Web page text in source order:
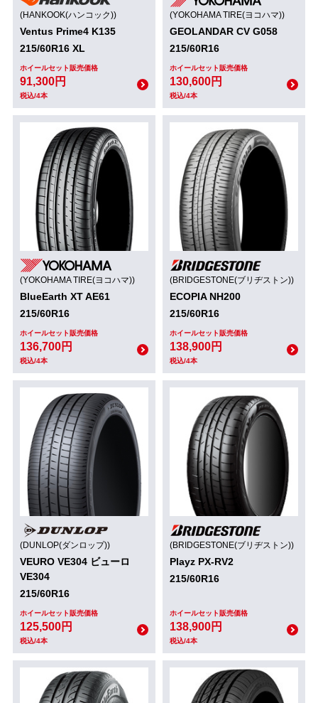
(HANKOOK(ハンコック))
Ventus Prime4 K135
215/60R16 XL
ホイールセット販売価格
91,300円
税込/4本
(YOKOHAMA TIRE(ヨコハマ))
GEOLANDAR CV G058
215/60R16
ホイールセット販売価格
130,600円
税込/4本
(YOKOHAMA TIRE(ヨコハマ))
BlueEarth XT AE61
215/60R16
ホイールセット販売価格
136,700円
税込/4本
(BRIDGESTONE(ブリヂストン))
ECOPIA NH200
215/60R16
ホイールセット販売価格
138,900円
税込/4本
(DUNLOP(ダンロップ))
VEURO VE304 ビューロ
VE304
215/60R16
ホイールセット販売価格
125,500円
税込/4本
(BRIDGESTONE(ブリヂストン))
Playz PX-RV2
215/60R16
ホイールセット販売価格
138,900円
税込/4本